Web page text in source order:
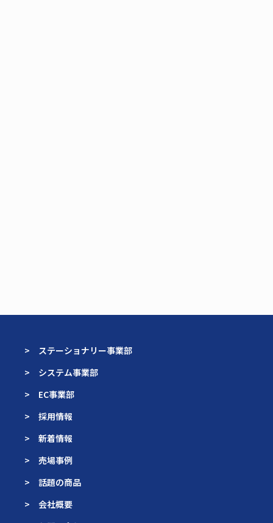
> ステーショナリー事業部
> システム事業部
> EC事業部
> 採用情報
> 新着情報
> 売場事例
> 話題の商品
> 会社概要